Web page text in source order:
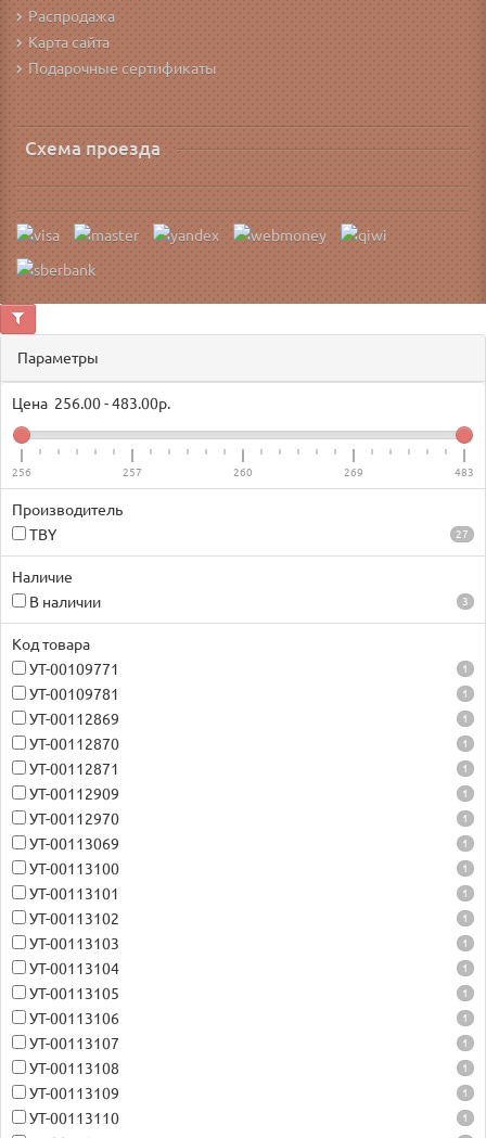
Распродажа
Карта сайта
Подарочные сертификаты
Схема проезда
Параметры
Цена 256.00-483.00р.
256 257 260 269 483
Производитель
TBY
27
Наличие
В наличии
3
Код товара
УТ-00109771
1
УТ-00109781 1
УТ-00112869 1
УТ-00112870 1
УТ-00112871 1
УТ-00112909 1
УТ-00112970 1
УТ-00113069 1
УТ-00113100 1
УТ-00113101 1
УТ-00113102 1
УТ-00113103 1
УТ-00113104 1
УТ-00113105 1
УТ-00113106 1
УТ-00113107 1
УТ-00113108 1
УТ-00113109 1
УТ-00113110 1